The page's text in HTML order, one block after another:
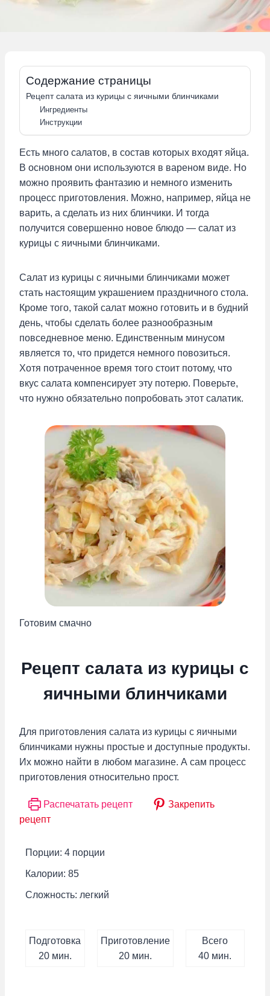
Содержание страницы
Рецепт салата из курицы с яичными блинчиками
Ингредиенты
Инструкции
Есть много салатов, в состав которых входят яйца.
В основном они используются в вареном виде. Но
можно проявить фантазию и немного изменить
процесс приготовления. Можно, например, яйца не
варить, а сделать из них блинчики. И тогда
получится совершенно новое блюдо — салат из
курицы с яичными блинчиками.
Салат из курицы с яичными блинчиками может
стать настоящим украшением праздничного стола.
Кроме того, такой салат можно готовить и в будний
день, чтобы сделать более разнообразным
повседневное меню. Единственным минусом
является то, что придется немного повозиться.
Хотя потраченное время того стоит потому, что
вкус салата компенсирует эту потерю. Поверьте,
что нужно обязательно попробовать этот салатик.
Готовим смачно
Рецепт салата из курицы с
яичными блинчиками
Для приготовления салата из курицы с яичными
блинчиками нужны простые и доступные продукты.
Их можно найти в любом магазине. А сам процесс
приготовления относительно прост.
Распечатать рецепт
Закрепить
рецепт
Порции: 4 порции
Калории: 85
Сложность: легкий
Подготовка
20минут
мин.
Приготовление
20минут
мин.
Всего
40минут
мин.